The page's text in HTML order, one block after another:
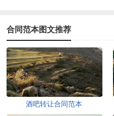
合同范本图文推荐
酒吧转让合同范本